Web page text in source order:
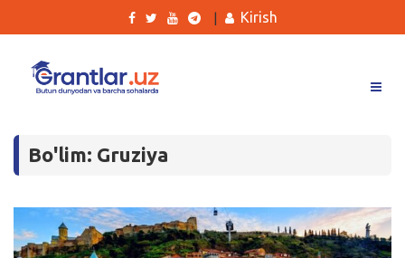
Tanlovlar
Kurslar
Kirish
Bo'lim: Gruziya